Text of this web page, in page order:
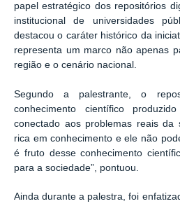
papel estratégico dos repositórios
institucional de universidades
destacou o caráter histórico da
representa um marco não apenas
região e o cenário nacional.
Segundo a palestrante, o
conhecimento científico
conectado aos problemas reais da
rica em conhecimento e ele não
é fruto desse conhecimento
para a sociedade”, pontuou.
Ainda durante a palestra, foi